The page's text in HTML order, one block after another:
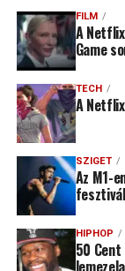
FILM
A
Game
TECH
A
SZIGET
Az M1-
HIPHOP
50